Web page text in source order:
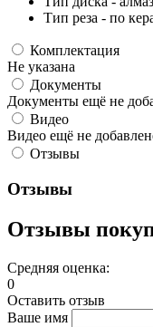
Тип реза - по
Комплектация
Не указана
Документы
Документы ещё не
Видео
Видео ещё не
Отзывы
Отзывы
Отзывы
Средняя оценка:
0
Оставить отзыв
Ваше имя